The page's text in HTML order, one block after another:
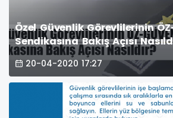
Özel Güvenlik Görevlilerinin ÖZ-
Sendikasına Bakış Açısı
20-04-2020 17:27